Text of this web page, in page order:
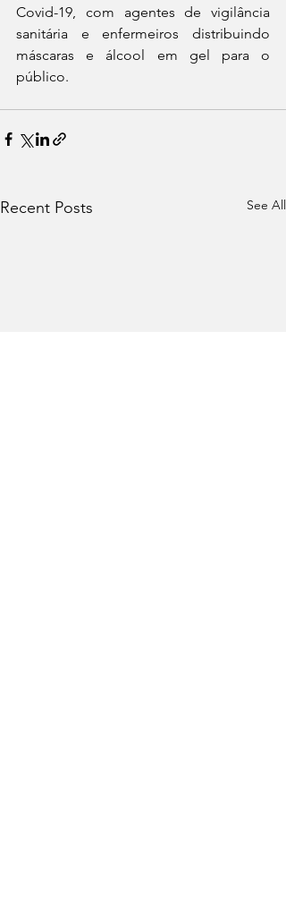
Covid-19, com agentes de vigilância
sanitária e enfermeiros distribuindo
máscaras e álcool em gel para o
público.
Recent Posts See All